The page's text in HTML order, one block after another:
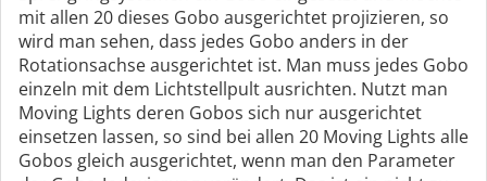
mit allen 20 dieses Gobo ausgerichtet projizieren, so
wird man sehen, dass jedes Gobo anders in der
Rotationsachse ausgerichtet ist. Man muss jedes Gobo
einzeln mit dem Lichtstellpult ausrichten. Nutzt man
Moving Lights deren Gobos sich nur ausgerichtet
einsetzen lassen, so sind bei allen 20 Moving Lights alle
Gobos gleich ausgerichtet, wenn man den Parameter